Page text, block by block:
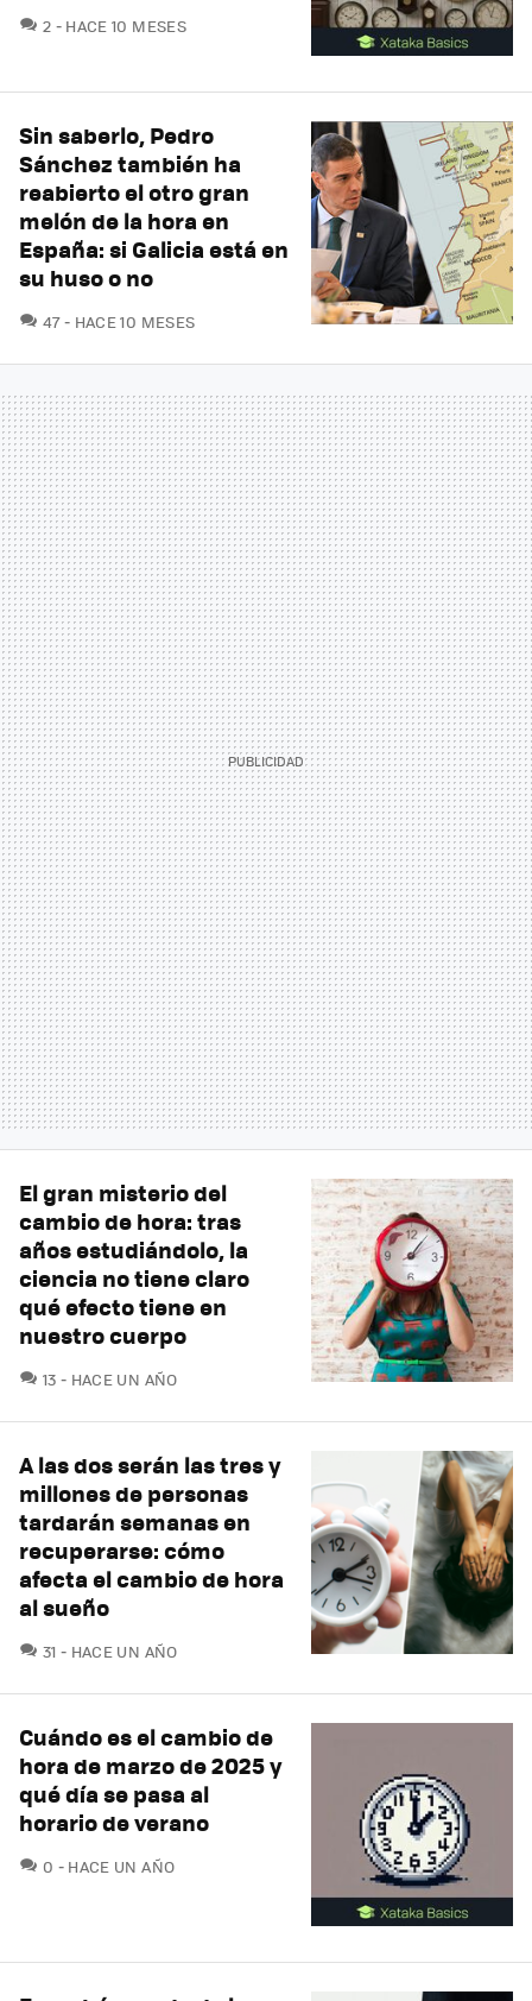
2 COMENTARIOS
HACE 10 MESES
Sin saberlo, Pedro
Sánchez también ha
reabierto el otro gran
melón de la hora en
España: si Galicia está en
su huso o no
47COMENTARIOS
HACE 10 MESES
El gran misterio del
cambio de hora: tras
años estudiándolo, la
ciencia no tiene claro
qué efecto tiene en
nuestro cuerpo
13 COMENTARIOS
HACE UN AÑO
A las dos serán las tres y
millones de personas
tardarán semanas en
recuperarse: cómo
afecta el cambio de hora
al sueño
31 COMENTARIOS
HACE UN AÑO
Cuándo es el cambio de
hora de marzo de 2025 y
qué día se pasa al
horario de verano
0 COMENTARIOS
HACE UN AÑO